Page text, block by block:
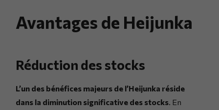
Avantages de Heijunka
Réduction des stocks
L’un des bénéfices majeurs de l’Heijunka réside
dans la diminution significative des stocks . En